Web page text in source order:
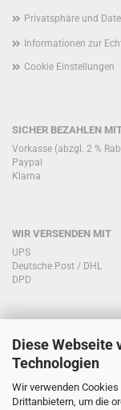
Diese Webseite
Technologien
Wir verwenden
Drittanbietern, um die
Privatsphäre und
Informationen zur
Cookie Einstellungen
SICHER BEZAHLEN
Vorkasse (abzgl. 2 %
Paypal
Klarna
WIR VERSENDEN MIT
UPS
Deutsche Post / DHL
DPD
KONTAKT
Sie haben Fragen zu
Telefon: